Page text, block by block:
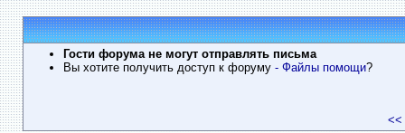
Гости форума не могут отправлять письма
Вы хотите получить доступ к форуму - Файлы помощи?
<<